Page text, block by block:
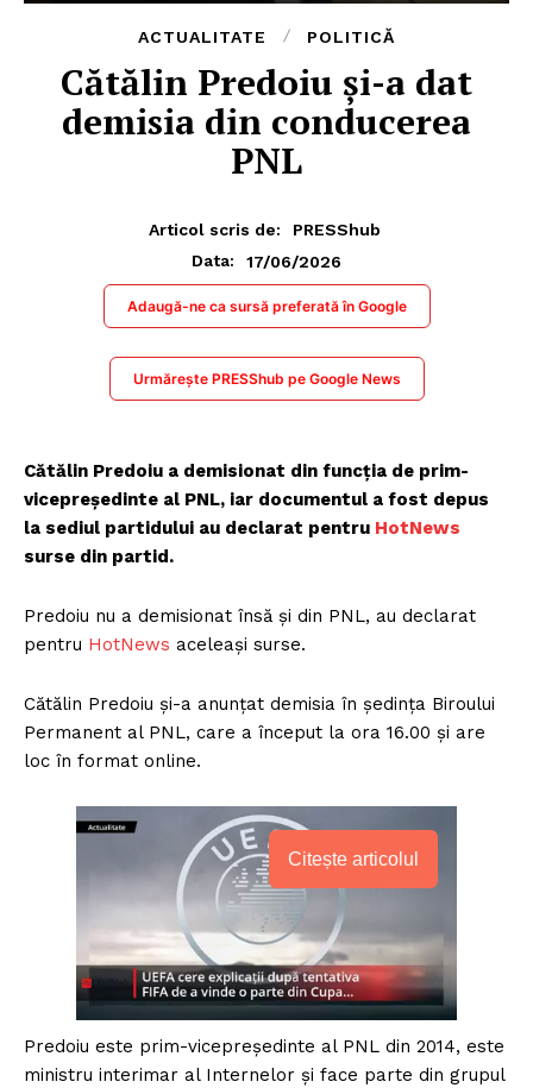
ACTUALITATE POLITICĂ
Cătălin Predoiu și-a dat
demisia din conducerea
PNL
Articol scris de:
PRESShub
Data:
17/06/2026
Adaugă-ne ca sursă preferată în Google
Urmărește PRESShub pe Google News
Cătălin Predoiu a demisionat din funcția de prim-
vicepreședinte al PNL, iar documentul a fost depus
la sediul partidului au declarat pentru HotNews
surse din partid.
Predoiu nu a demisionat însă și din PNL, au declarat
pentru HotNews aceleași surse.
Cătălin Predoiu și-a anunțat demisia în ședința Biroului
Permanent al PNL, care a început la ora 16.00 și are
loc în format online.
Citește articolul
Predoiu este prim-vicepreședinte al PNL din 2014, este
ministru interimar al Internelor și face parte din grupul